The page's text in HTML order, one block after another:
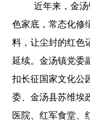
近年来，金
色家底，常态化修
料，让尘封的红色
延续。金汤镇党委
扣长征国家文化公
委、金汤县苏维埃
医院、红军食堂、